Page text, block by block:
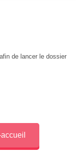
de lancer le dossier